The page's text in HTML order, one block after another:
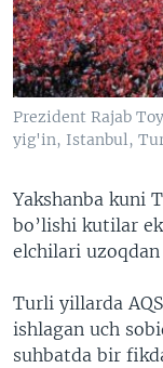
VIDEO
XABARLAR
ODNOKLASSNIKI
TELEGRAM
TWITTER
SOUNDCLOUD
VOA
Prezident Rajab
yig'in, Istanbul,
Yakshanba kuni
bo’lishi kutilar
elchilari
Turli yillarda
ishlagan uch
suhbatda bir